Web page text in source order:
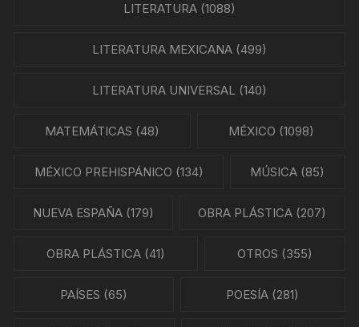
LITERATURA(1088)
LITERATURA MEXICANA(499)
LITERATURA UNIVERSAL (140)
MATEMÁTICAS (48) MÉXICO (1098)
MÉXICO PREHISPÁNICO (134) MÚSICA (85)
NUEVA ESPAÑA(179) OBRA PLÁSTICA (207)
OBRA PLÁSTICA (41) OTROS (355)
PAÍSES (65) POESÍA (281)